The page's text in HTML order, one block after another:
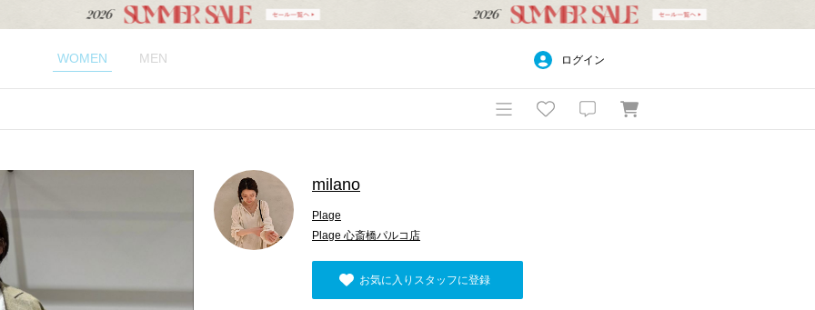
WOMEN MEN ログイン
milano
Plage
Plage 心斎橋パルコ店
お気に入りスタッフに登録